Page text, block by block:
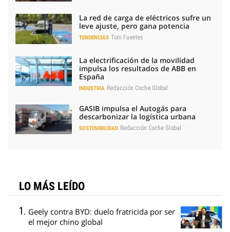
La red de carga de eléctricos sufre un
leve ajuste, pero gana potencia
TENDENCIAS Toni Fuentes
La electrificación de la movilidad
impulsa los resultados de ABB en
España
INDUSTRIA Redacción Coche Global
GASIB impulsa el Autogás para
descarbonizar la logística urbana
SOSTENIBILIDAD Redacción Coche Global
LO MÁS LEÍDO
Geely contra BYD: duelo fratricida por ser
el mejor chino global